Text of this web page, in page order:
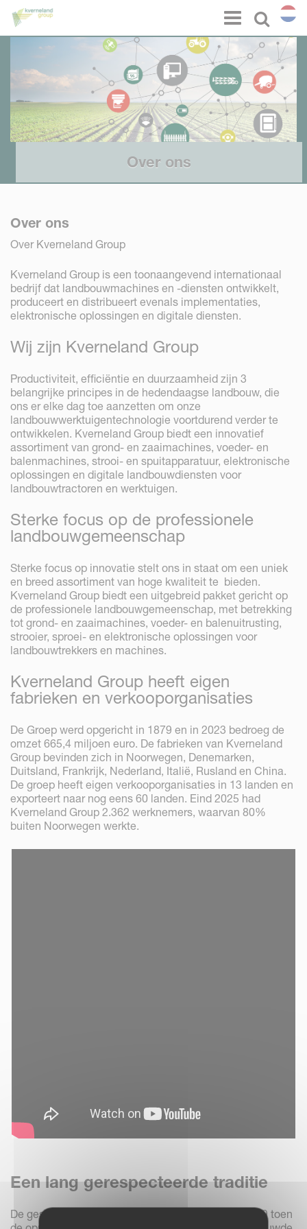
Select
Menu
Over ons
Over ons
Over Kverneland Group
Kverneland Group is een toonaangevend internationaal
bedrijf dat landbouwmachines en -diensten ontwikkelt,
produceert en distribueert evenals implementaties,
elektronische oplossingen en digitale diensten.
Wij zijn Kverneland Group
Productiviteit, efficiëntie en duurzaamheid zijn 3
belangrijke principes in de hedendaagse landbouw, die
ons er elke dag toe aanzetten om onze
landbouwwerktuigentechnologie voortdurend verder te
ontwikkelen. Kverneland Group biedt een innovatief
assortiment van grond- en zaaimachines, voeder- en
balenmachines, strooi- en spuitapparatuur, elektronische
oplossingen en digitale landbouwdiensten voor
landbouwtractoren en werktuigen.
Sterke focus op de professionele
landbouwgemeenschap
Sterke focus op innovatie stelt ons in staat om een uniek
en breed assortiment van hoge kwaliteit te bieden.
Kverneland Group biedt een uitgebreid pakket gericht op
de professionele landbouwgemeenschap, met betrekking
tot grond- en zaaimachines, voeder- en balenuitrusting,
strooier, sproei- en elektronische oplossingen voor
landbouwtrekkers en machines.
Kverneland Group heeft eigen
fabrieken en verkooporganisaties
De Groep werd opgericht in 1879 en in 2023 bedroeg de
omzet 665,4 miljoen euro. De fabrieken van Kverneland
Group bevinden zich in Noorwegen, Denemarken,
Duitsland, Frankrijk, Nederland, Italië, Rusland en China.
De groep heeft eigen verkooporganisaties in 13 landen en
exporteert naar nog eens 60 landen. Eind 2025 had
Kverneland Group 2.362 werknemers, waarvan 80%
buiten Noorwegen werkte.
Een lang gerespecteerde traditie
De geschiedenis van Kverneland gaat terug tot 1879 toen
Cookies beheer paneel